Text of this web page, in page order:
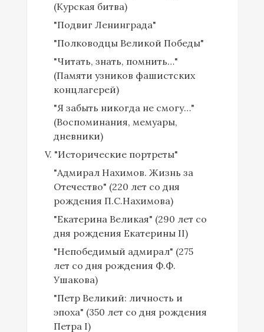
(Курская битва)
"Подвиг Ленинграда"
"Полководцы Великой Победы"
"Читать, знать, помнить…"
(Памяти узников фашистских
концлагерей)
"Я забыть никогда не смогу…"
(Воспоминания, мемуары,
дневники)
V. "Исторические портреты"
"Адмирал Нахимов. Жизнь за
Отечество" (220 лет со дня
рождения П.С.Нахимова)
"Екатерина Великая" (290 лет со
дня рождения Екатерины II)
"Непобедимый адмирал" (275
лет со дня рождения Ф.Ф.
Ушакова)
"Петр Великий: личность и
эпоха" (350 лет со дня рождения
Петра I)